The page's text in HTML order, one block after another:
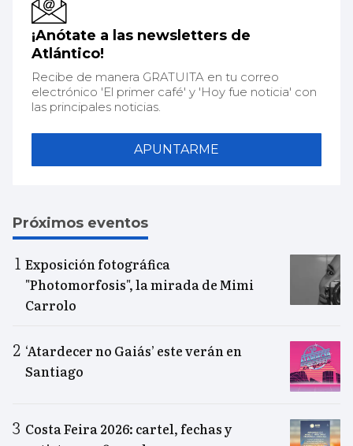
¡Anótate a las newsletters de
Atlántico!
Recibe de manera GRATUITA en tu correo
electrónico 'El primer café' y 'Hoy fue noticia' con
las principales noticias.
APUNTARME
Próximos eventos
Exposición fotográfica
"Photomorfosis", la mirada de Mimi
Carrolo
‘Atardecer no Gaiás’ este verán en
Santiago
Costa Feira 2026: cartel, fechas y